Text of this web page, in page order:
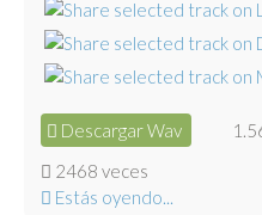
Descargar Wav
2468 veces
Estás oyendo...